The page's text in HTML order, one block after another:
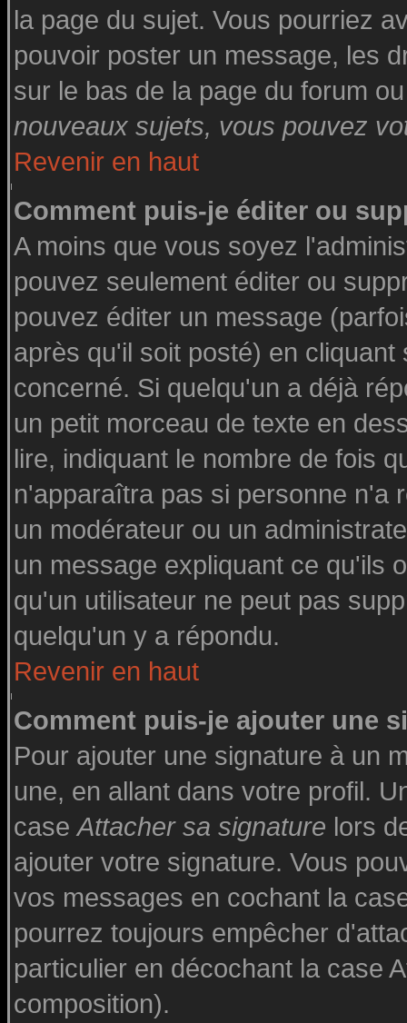
la page du sujet. Vous pourriez
pouvoir poster un message, les
sur le bas de la page du forum
nouveaux sujets, vous pouvez
Revenir en haut
Comment puis-je éditer ou
A moins que vous soyez
pouvez seulement éditer ou
pouvez éditer un message
après qu'il soit posté) en
concerné. Si quelqu'un a déjà
un petit morceau de texte en
lire, indiquant le nombre de fois
n'apparaîtra pas si personne n'a
un modérateur ou un
un message expliquant ce qu'ils
qu'un utilisateur ne peut pas
quelqu'un y a répondu.
Revenir en haut
Comment puis-je ajouter une
Pour ajouter une signature à un
une, en allant dans votre profil.
caseAttacher sa signature lors
ajouter votre signature. Vous
vos messages en cochant la
pourrez toujours empêcher
particulier en décochant la case
composition).